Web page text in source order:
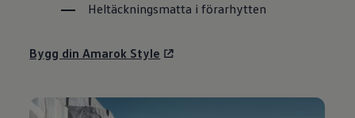
Heltäckningsmatta i förarhytten
Bygg din Amarok Style